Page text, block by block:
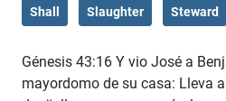
Shall Slaughter Steward
Génesis 43:16 Y vio José a
mayordomo de su casa: Lleva